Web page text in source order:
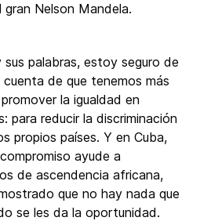
Nelson Mandela.
palabras, estoy seguro de
de que tenemos más
la igualdad en
para reducir la discriminación
propios países. Y en Cuba,
ayude a
de ascendencia africana,
que no hay nada que
se les da la oportunidad.